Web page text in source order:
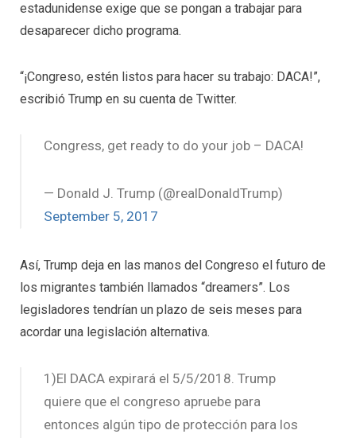
estadunidense exige que se pongan a trabajar para
desaparecer dicho programa.
“¡Congreso, estén listos para hacer su trabajo: DACA!”,
escribió Trump en su cuenta de Twitter.
Congress, get ready to do your job – DACA!
— Donald J. Trump (@realDonaldTrump)
September 5, 2017
Así, Trump deja en las manos del Congreso el futuro de
los migrantes también llamados “dreamers”. Los
legisladores tendrían un plazo de seis meses para
acordar una legislación alternativa.
1)El DACA expirará el 5/5/2018. Trump
quiere que el congreso apruebe para
entonces algún tipo de protección para los